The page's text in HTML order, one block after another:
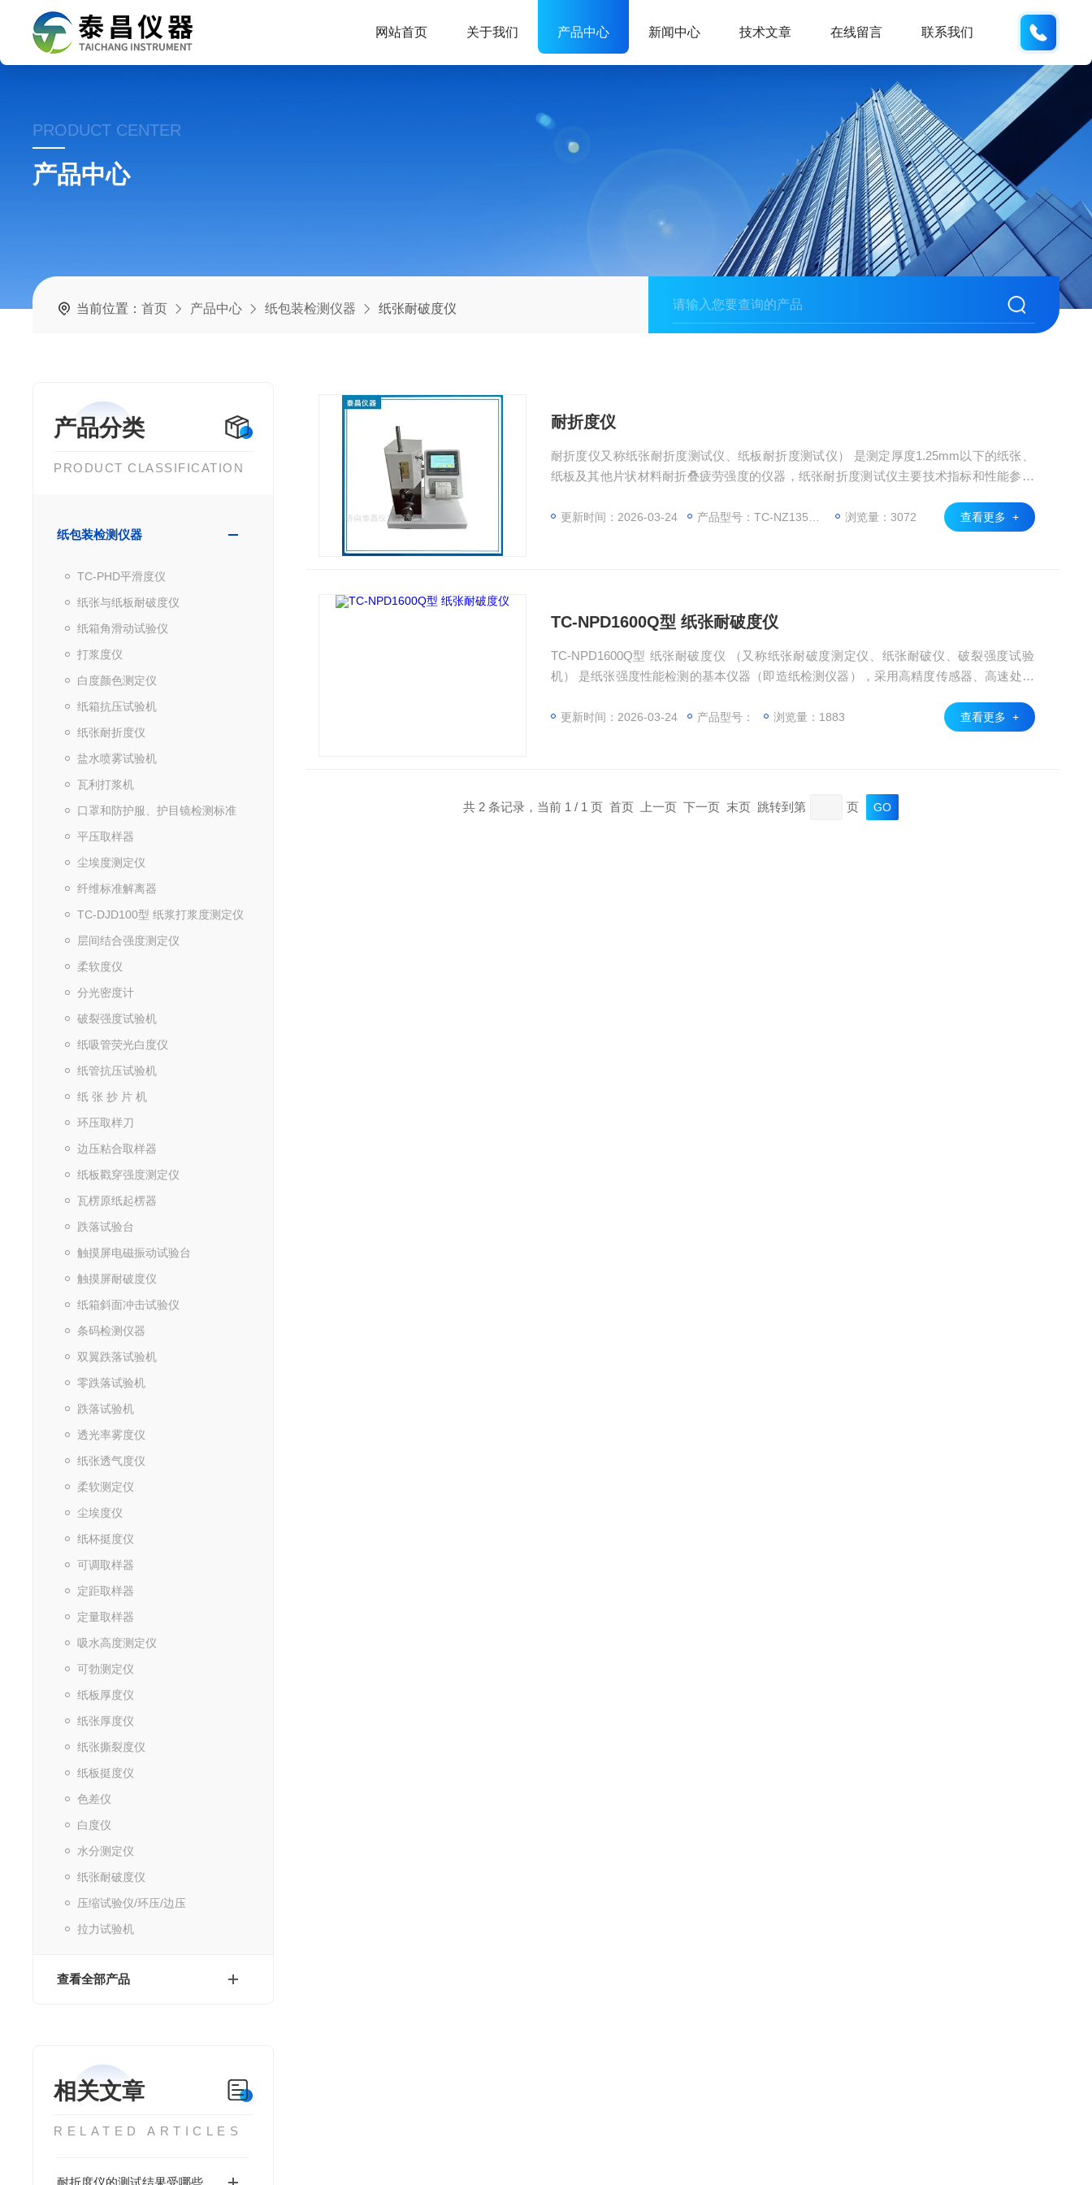
网站首页 关于我们 产品中心 新闻中心 技术文章 在线留言 联系我们
PRODUCT CENTER
产品中心
当前位置：首页 产品中心 纸包装检测仪器 纸张耐破度仪
产品分类
PRODUCT CLASSIFICATION
纸包装检测仪器
TC-PHD平滑度仪
纸张与纸板耐破度仪
纸箱角滑动试验仪
打浆度仪
白度颜色测定仪
纸箱抗压试验机
纸张耐折度仪
盐水喷雾试验机
瓦利打浆机
口罩和防护服、护目镜检测标准
平压取样器
尘埃度测定仪
纤维标准解离器
TC-DJD100型 纸浆打浆度测定仪
层间结合强度测定仪
柔软度仪
分光密度计
破裂强度试验机
纸吸管荧光白度仪
纸管抗压试验机
纸 张 抄 片 机
环压取样刀
边压粘合取样器
纸板戳穿强度测定仪
瓦楞原纸起楞器
跌落试验台
触摸屏电磁振动试验台
触摸屏耐破度仪
纸箱斜面冲击试验仪
条码检测仪器
双翼跌落试验机
零跌落试验机
跌落试验机
透光率雾度仪
纸张透气度仪
柔软测定仪
尘埃度仪
纸杯挺度仪
可调取样器
定距取样器
定量取样器
吸水高度测定仪
可勃测定仪
纸板厚度仪
纸张厚度仪
纸张撕裂度仪
纸板挺度仪
色差仪
白度仪
水分测定仪
纸张耐破度仪
压缩试验仪/环压/边压
拉力试验机
查看全部产品
相关文章
RELATED ARTICLES
耐折度仪
耐折度仪又称纸张耐折度测试仪、纸板耐折度测试仪） 是测定厚度1.25mm以下的纸张、
纸板及其他片状材料耐折叠疲劳强度的仪器，纸张耐折度测试仪主要技术指标和性能参数
更新时间：2026-03-24 产品型号：TC-NZ135A型 浏览量：3072 查看更多 +
TC-NPD1600Q型 纸张耐破度仪
TC-NPD1600Q型 纸张耐破度仪 （又称纸张耐破度测定仪、纸张耐破仪、破裂强度试验
机） 是纸张强度性能检测的基本仪器（即造纸检测仪器），采用高精度传感器、高速处理
纸箱包装、造纸行业及质检、商检等部门的耐破强度试验。仪器因夹持方式不同分为手动
更新时间：2026-03-24 产品型号： 浏览量：1883 查看更多 +
共 2 条记录，当前 1 / 1 页 首页 上一页 下一页 末页 跳转到第 页